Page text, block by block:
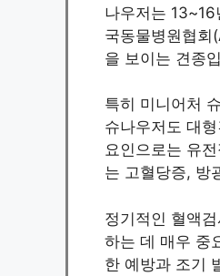
나우저는
국동물병원협회
을 보이는 견종
특히 미니어처
슈나우저도 대
요인으로는 유
는 고혈당증, 방
정기적인 혈액
하는 데 매우 중
한 예방과 조기